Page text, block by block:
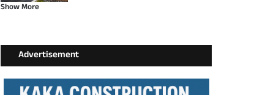
Show More
Advertisement